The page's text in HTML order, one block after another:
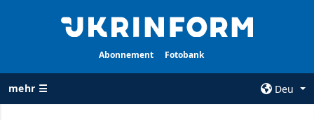
Abonnement Fotobank
mehr ☰
Deu